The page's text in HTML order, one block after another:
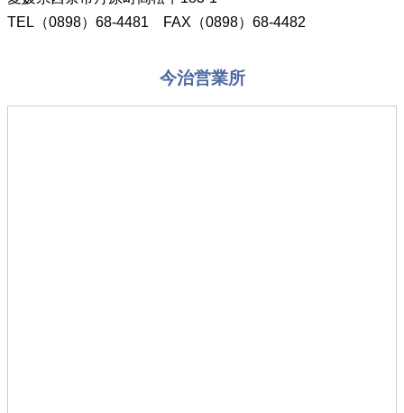
TEL（0898）68-4481 FAX（0898）68-4482
今治営業所